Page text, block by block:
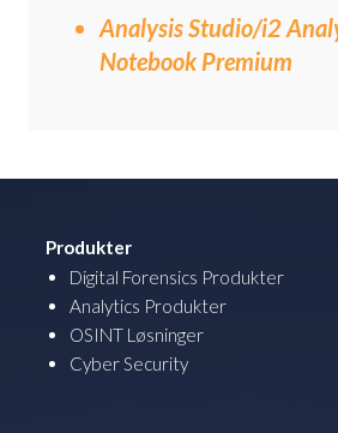
Analysis Studio/i2
Notebook Premium
Produkter
Digital Forensics Produkter
Analytics Produkter
OSINT Løsninger
Cyber Security